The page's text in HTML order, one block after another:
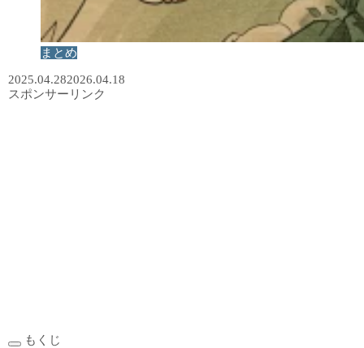
まとめ
2025.04.282026.04.18
スポンサーリンク
もくじ